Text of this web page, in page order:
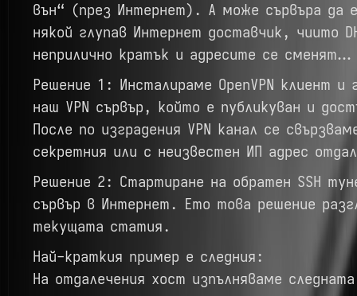
вън“ (през Интернет). А може сървъра да
някой глупав Интернет доставчик, чиито
неприлично кратък и адресите се сменят…
Решение 1: Инсталираме OpenVPN клиент и
наш VPN сървър, който е публикуван и
После по изградения VPN канал се
секретния или с неизвестен ИП адрес
Решение 2: Стартиране на обратен SSH
сървър в Интернет. Ето това решение
текущата статия.
Най-краткия пример е следния:
На отдалечения хост изпълняваме